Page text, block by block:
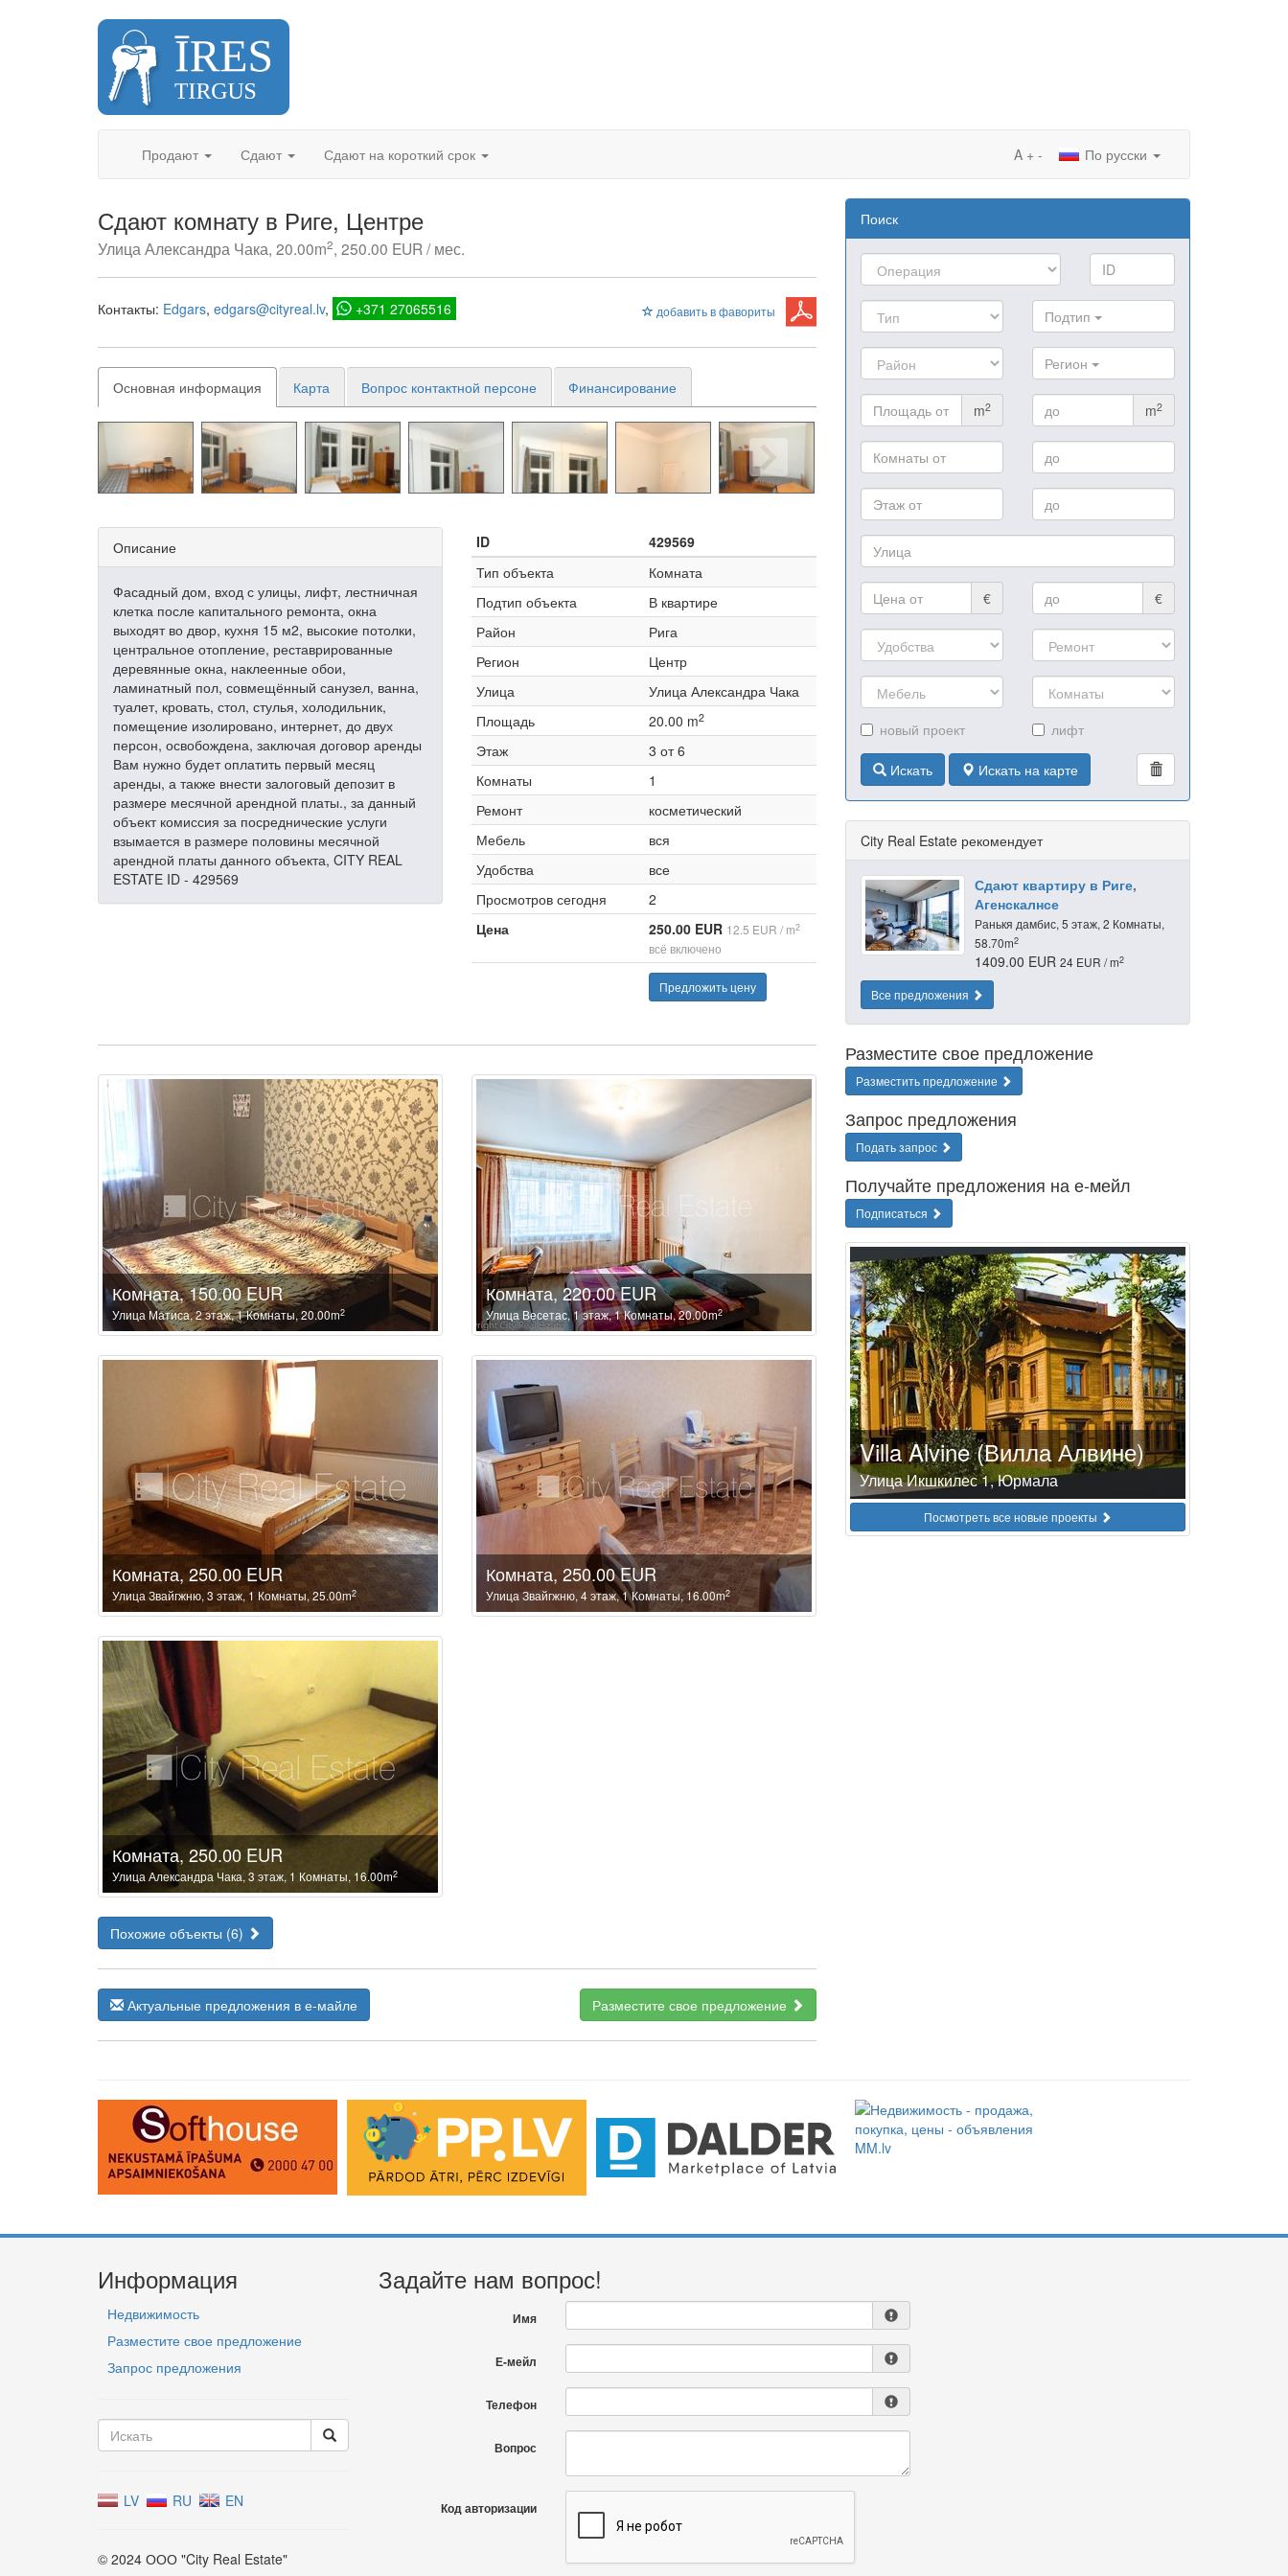
Продают Сдают Сдают на короткий срок По русски
A + -
Сдают комнату в Риге, Центре
Улица Александра Чака, 20.00m2, 250.00 EUR / мес.
добавить в фавориты
Контакты: Edgars edgars@cityreal.lv +371 27065516
Основная информация Карта Вопрос контактной персоне Финансирование
Описание
Фасадный дом, вход с улицы, лифт, лестничная
клетка после капитального ремонта, окна
выходят во двор, кухня 15 м2, высокие потолки,
центральное отопление, реставрированные
деревянные окна, наклеенные обои,
ламинатный пол, совмещённый санузел, ванна,
туалет, кровать, стол, стулья, холодильник,
помещение изолировано, интернет, до двух
персон, освобождена, заключая договор аренды
Вам нужно будет оплатить первый месяц
аренды, а также внести залоговый депозит в
размере месячной арендной платы., за данный
объект комиссия за посреднические услуги
взымается в размере половины месячной
арендной платы данного объекта, CITY REAL
ESTATE ID - 429569
ID
429569
Тип объекта
Комната
Подтип объекта
В квартире
Район
Рига
Регион
Центр
Улица
Улица Александра Чака
Площадь
20.00 m2
Этаж
3 от 6
Комнаты
1
Ремонт
косметический
Мебель
вся
Удобства
все
Просмотров сегодня
2
Цена
250.00 EUR 12.5 EUR / m2
всё включено
Предложить цену
Комната, 150.00 EUR
Улица Матиса, 2 этаж, 1 Комнаты, 20.00m2
Комната, 220.00 EUR
Улица Весетас, 1 этаж, 1 Комнаты, 20.00m2
Комната, 250.00 EUR
Улица Звайгжню, 3 этаж, 1 Комнаты, 25.00m2
Комната, 250.00 EUR
Улица Звайгжню, 4 этаж, 1 Комнаты, 16.00m2
Комната, 250.00 EUR
Улица Александра Чака, 3 этаж, 1 Комнаты, 16.00m2
Похожие объекты (6)
Актуальные предложения в е-майле Разместите свое предложение
Поиск
Подтип
Регион
m2 m2
€ €
новый проект лифт
Искать Искать на карте
City Real Estate рекомендует
Сдают квартиру в Риге,
Агенскалнсе
Ранькя дамбис, 5 этаж, 2 Комнаты,
58.70m2
1409.00 EUR24 EUR / m2
Все предложения
Разместите свое предложение
Разместить предложение
Запрос предложения
Подать запрос
Получайте предложения на е-мейл
Подписаться
Villa Alvine (Вилла Алвине)
Улица Икшкилес 1, Юрмала
Посмотреть все новые проекты
Информация
Недвижимость
Разместите свое предложение
Запрос предложения
LV RU EN
© 2024 ООО "City Real Estate"
Задайте нам вопрос!
Имя
Е-мейл
Телефон
Вопрос
Код авторизации